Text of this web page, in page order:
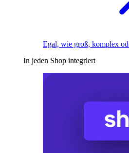
Egal, wie groß, komplex
In jeden Shop integriert